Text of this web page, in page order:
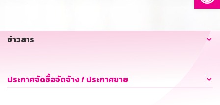
ข่าวสาร
ประกาศจัดซื้อจัดจ้าง / ประกาศขาย